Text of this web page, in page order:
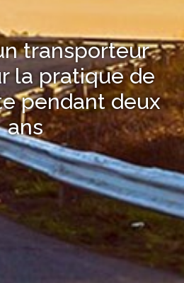
transporteur
la pratique de
pendant deux
ans